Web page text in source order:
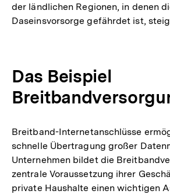
der ländlichen Regionen, in denen
Daseinsvorsorge gefährdet ist,
Das Beispiel
Breitband-Internetanschlüsse
schnelle Übertragung großer
Unternehmen bildet die
zentrale Voraussetzung ihrer
private Haushalte einen wichtigen